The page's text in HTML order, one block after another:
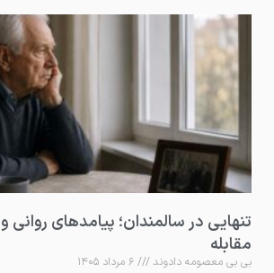
تنهایی در سالمندان؛ پیامدهای روانی
مقابله
بی بی معصومه دادوند